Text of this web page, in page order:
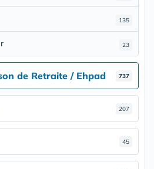
135
23
de Retraite / Ehpad 737
207
45